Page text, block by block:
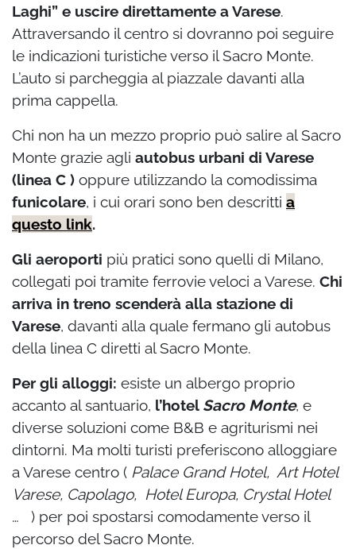
Laghi” e uscire direttamente a Varese.
Attraversando il centro si dovranno poi seguire
le indicazioni turistiche verso il Sacro Monte.
L’auto si parcheggia al piazzale davanti alla
prima cappella.
Chi non ha un mezzo proprio può salire al Sacro
Monte grazie agli autobus urbani di Varese
(linea C ) oppure utilizzando la comodissima
funicolare, i cui orari sono ben descritti a
questo link.
Gli aeroporti più pratici sono quelli di Milano,
collegati poi tramite ferrovie veloci a Varese. Chi
arriva in treno scenderà alla stazione di
Varese, davanti alla quale fermano gli autobus
della linea C diretti al Sacro Monte.
Per gli alloggi: esiste un albergo proprio
accanto al santuario, l’hotel Sacro Monte, e
diverse soluzioni come B&B e agriturismi nei
dintorni. Ma molti turisti preferiscono alloggiare
a Varese centro ( Palace Grand Hotel, Art Hotel
Varese, Capolago, Hotel Europa, Crystal Hotel
… ) per poi spostarsi comodamente verso il
percorso del Sacro Monte.